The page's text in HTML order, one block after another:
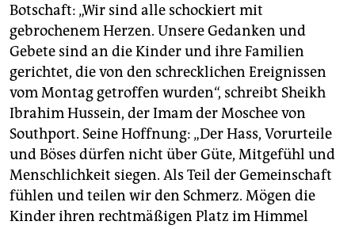
Botschaft: „Wir sind alle schockiert mit
gebrochenem Herzen. Unsere Gedanken und
Gebete sind an die Kinder und ihre Familien
gerichtet, die von den schrecklichen Ereignissen
vom Montag getroffen wurden“, schreibt Sheikh
Ibrahim Hussein, der Imam der Moschee von
Southport. Seine Hoffnung: „Der Hass, Vorurteile
und Böses dürfen nicht über Güte, Mitgefühl und
Menschlichkeit siegen. Als Teil der Gemeinschaft
fühlen und teilen wir den Schmerz. Mögen die
Kinder ihren rechtmäßigen Platz im Himmel